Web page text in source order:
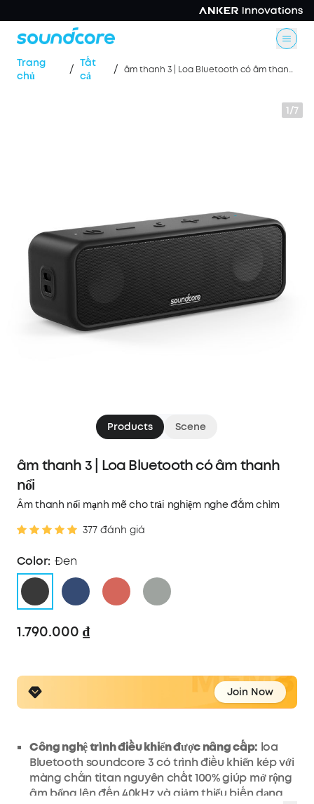
Trang
chủ
/ Tất
cả
/ âm thanh 3 | Loa Bluetooth có âm thanh nổi
1/7
Products Scene
âm thanh 3 | Loa Bluetooth có âm thanh
nổi
Âm thanh nổi mạnh mẽ cho trải nghiệm nghe đắm chìm
377 đánh giá
Color: Đen
1.790.000 ₫
Join Now
Công nghệ trình điều khiển được nâng cấp: loa
Bluetooth soundcore 3 có trình điều khiển kép với
màng chắn titan nguyên chất 100% giúp mở rộng
âm bổng lên đến 40kHz và giảm thiểu biến dạng.